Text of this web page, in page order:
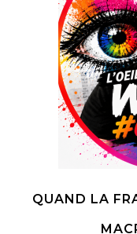
QUAND LA